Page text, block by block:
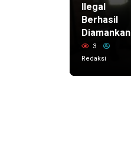
Ilegal
Berhasil
Diamankan
3
Redaksi